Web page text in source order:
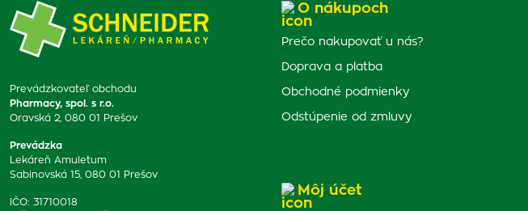
Prevádzkovateľ obchodu
Pharmacy, spol. s r.o.
Oravská 2, 080 01 Prešov
Prevádzka
Lekáreň Amuletum
Sabinovská 15, 080 01 Prešov
IČO: 31710018
O nákupoch
Prečo nakupovať u nás?
Doprava a platba
Obchodné podmienky
Odstúpenie od zmluvy
Môj účet